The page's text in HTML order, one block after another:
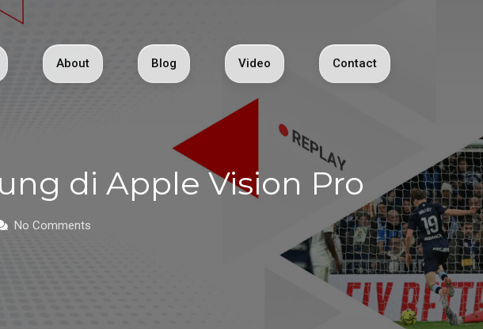
About Blog Video Contact
di Apple Vision Pro
No Comments